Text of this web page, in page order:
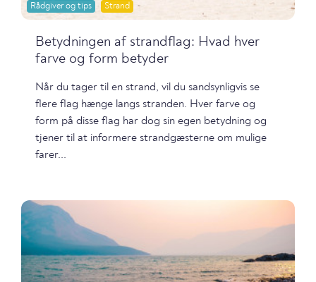
Rådgiver og tips Strand
Betydningen af strandflag: Hvad hver
farve og form betyder
Når du tager til en strand, vil du sandsynligvis se
flere flag hænge langs stranden. Hver farve og
form på disse flag har dog sin egen betydning og
tjener til at informere strandgæsterne om mulige
farer...